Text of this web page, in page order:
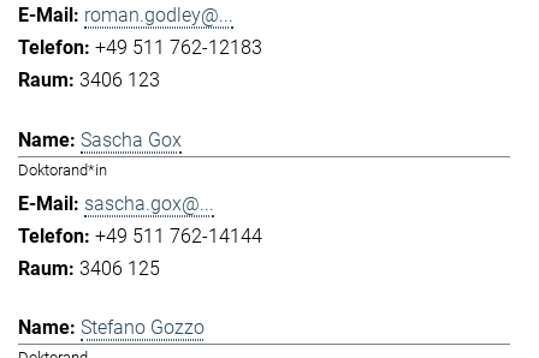
roman.godley@...
+49 511 762-12183
3406 123
Sascha Gox
Doktorand*in
sascha.gox@...
+49 511 762-14144
3406 125
Stefano Gozzo